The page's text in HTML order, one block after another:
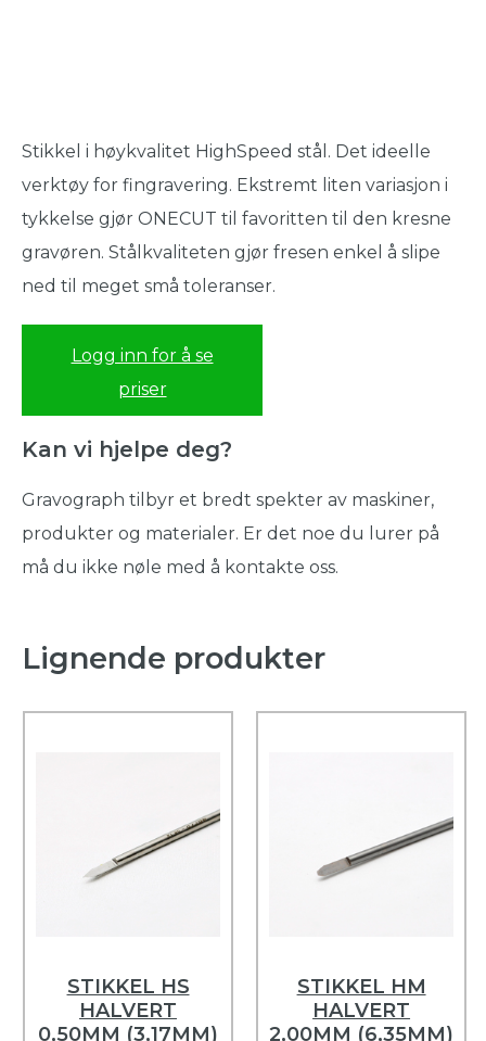
Stikkel i høykvalitet HighSpeed stål. Det ideelle
verktøy for fingravering. Ekstremt liten variasjon i
tykkelse gjør ONECUT til favoritten til den kresne
gravøren. Stålkvaliteten gjør fresen enkel å slipe
ned til meget små toleranser.
Logg inn for å se
priser
Kan vi hjelpe deg?
Gravograph tilbyr et bredt spekter av maskiner,
produkter og materialer. Er det noe du lurer på
må du ikke nøle med å kontakte oss.
Lignende produkter
STIKKEL HS
HALVERT
0,50MM (3,17MM)
STIKKEL HM
HALVERT
2,00MM (6,35MM)